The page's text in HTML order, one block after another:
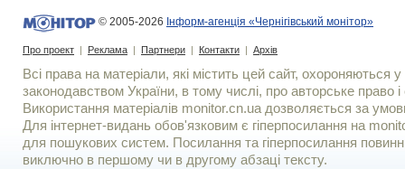
© 2005-2026 Інформ-агенція «Чернігівський монітор»
Про проект | Реклама | Партнери | Контакти | Архів
Всі права на матеріали, які містить цей сайт, охороняються у
законодавством України, в тому числі, про авторське право і
Використання матерiалiв monitor.cn.ua дозволяється за
Для iнтернет-видань обов'язковим є гiперпосилання на
для пошукових систем. Посилання та гіперпосилання
виключно в першому чи в другому абзаці тексту.